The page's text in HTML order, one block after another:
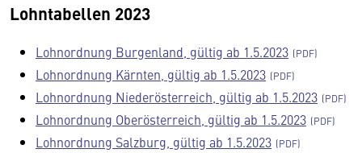
Lohntabellen 2023
Lohnordnung Burgenland, gültig ab 1.5.2023
Lohnordnung Kärnten, gültig ab 1.5.2023
Lohnordnung Niederösterreich, gültig ab 1.5.2023
Lohnordnung Oberösterreich, gültig ab 1.5.2023
Lohnordnung Salzburg, gültig ab 1.5.2023